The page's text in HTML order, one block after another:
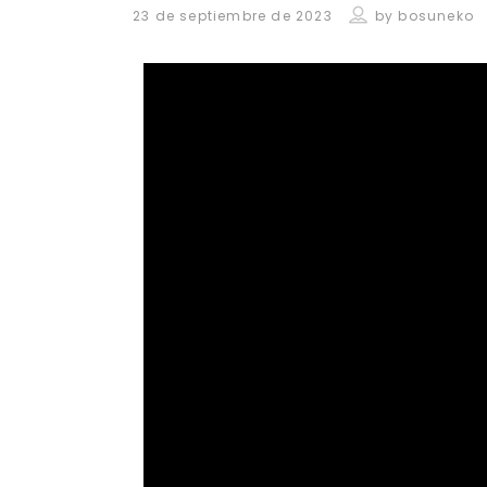
23 de septiembre de 2023 by bosuneko